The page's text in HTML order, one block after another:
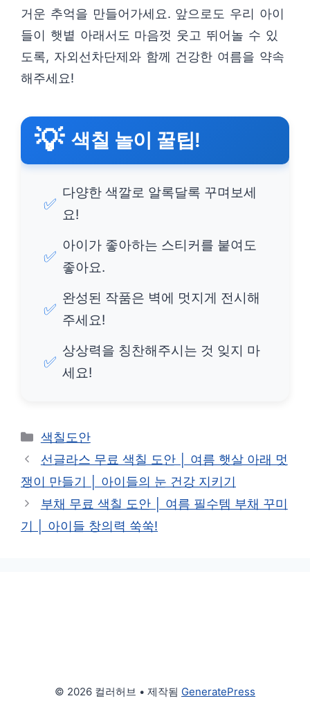
거운 추억을 만들어가세요. 앞으로도 우리 아이
들이 햇볕 아래서도 마음껏 웃고 뛰어놀 수 있
도록, 자외선차단제와 함께 건강한 여름을 약속
해주세요!
💡 색칠 놀이 꿀팁!
✅
다양한 색깔로 알록달록 꾸며보세
요!
✅
아이가 좋아하는 스티커를 붙여도
좋아요.
✅
완성된 작품은 벽에 멋지게 전시해
주세요!
✅
상상력을 칭찬해주시는 것 잊지 마
세요!
카
테
리
색칠도안
선글라스 무료 색칠 도안 │ 여름 햇살 아래 멋
쟁이 만들기 │ 아이들의 눈 건강 지키기
부채 무료 색칠 도안 │ 여름 필수템 부채 꾸미
기 │ 아이들 창의력 쑥쑥!
© 2026 컬러허브 • 제작됨 GeneratePress